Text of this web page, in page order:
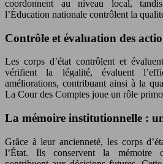
coordonnent au niveau local,
l’Éducation nationale contrôlent la
Contrôle et évaluation des
Les corps d’état contrôlent et
vérifient la légalité, évaluent
améliorations, contribuant ainsi à la
La Cour des Comptes joue un rôle
La mémoire institutionnelle :
Grâce à leur ancienneté, les corps
l’État. Ils conservent la mémoire